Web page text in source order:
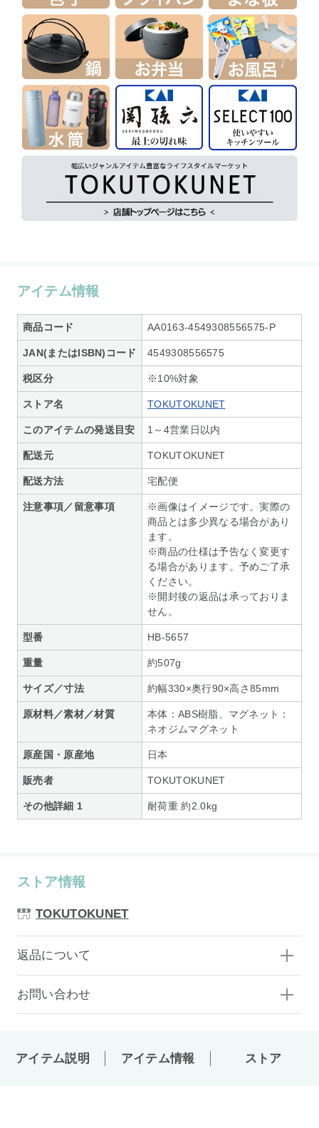
アイテム情報
商品コード AA0163-4549308556575-P
JAN(またはISBN)コード 4549308556575
税区分 ※10%対象
ストア名 TOKUTOKUNET
このアイテムの発送目安 1～4営業日以内
配送元 TOKUTOKUNET
配送方法 宅配便
注意事項／留意事項
※画像はイメージです。実際の
商品とは多少異なる場合があり
ます。
※商品の仕様は予告なく変更す
る場合があります。予めご了承
ください。
※開封後の返品は承っておりま
せん。
型番 HB-5657
重量 約507g
サイズ／寸法 約幅330×奥行90×高さ85mm
原材料／素材／材質
本体：ABS樹脂、マグネット：
ネオジムマグネット
原産国・原産地 日本
販売者 TOKUTOKUNET
その他詳細 1 耐荷重 約2.0kg
ストア情報
TOKUTOKUNET
返品について
お問い合わせ
アイテム説明 アイテム情報 ストア